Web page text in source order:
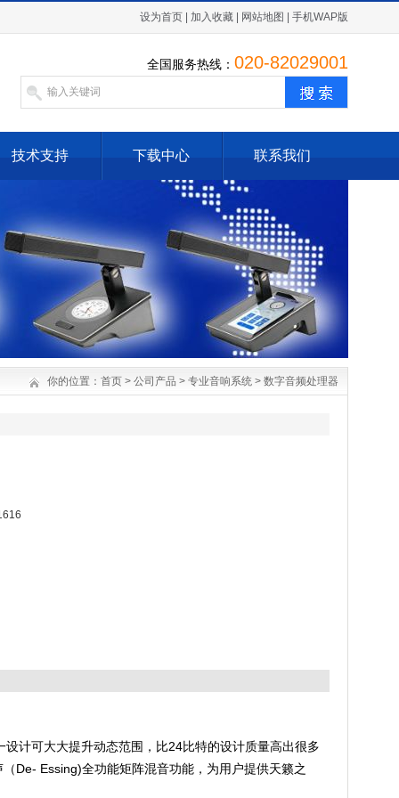
设为首页 加入收藏 网站地图 手机WAP版
全国服务热线： 020-82029001
技术支持 下载中心 联系我们
你的位置： 首页 > 公司产品 > 专业音响系统 > 数字音频处理器
计可大大提升动态范围，比24比特的设计质量高出很多
De- Essing)全功能矩阵混音功能，为用户提供天籁之